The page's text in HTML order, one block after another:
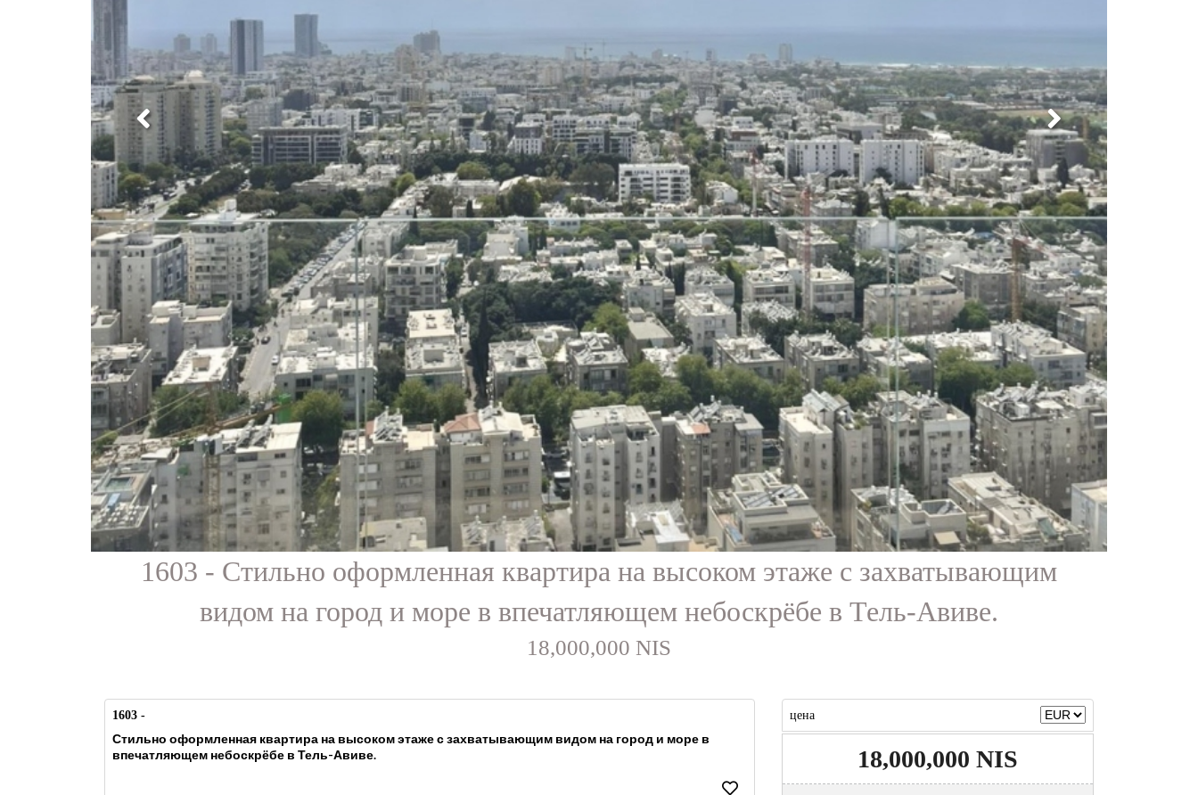
1603 - Стильно оформленная квартира на высоком этаже с захватывающим
видом на город и море в впечатляющем небоскрёбе в Тель-Авиве.
18,000,000 NIS
1603 -
Стильно оформленная квартира на высоком этаже с захватывающим видом на город и море в
впечатляющем небоскрёбе в Тель-Авиве.
цена
18,000,000 NIS